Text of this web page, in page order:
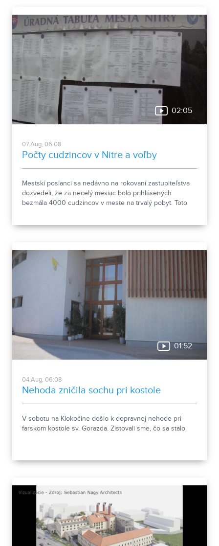
02:05
07.Aug, 06:08
Počty cudzincov v Nitre a voľby
Mestskí poslanci sa nedávno na rokovaní zastupiteľstva
dozvedeli, že za necelý mesiac bolo prihlásených
bezmála 4000 cudzincov v meste na trvalý pobyt. Toto
01:52
04.Aug, 06:08
Nehoda zničila sochu pri kostole
V sobotu na Klokočine došlo k dopravnej nehode pri
farskom kostole sv. Gorazda. Zistovali sme, čo sa stalo.